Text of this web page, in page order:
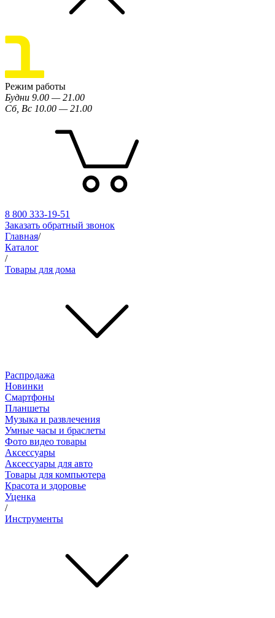
Режим работы
Будни 9.00 — 21.00
Сб, Вс 10.00 — 21.00
8 800 333-19-51
Заказать обратный звонок
Главная/
Каталог
/
Товары для дома
Распродажа
Новинки
Смартфоны
Планшеты
Музыка и развлечения
Умные часы и браслеты
Фото видео товары
Аксессуары
Аксессуары для авто
Товары для компьютера
Красота и здоровье
Уценка
/
Инструменты